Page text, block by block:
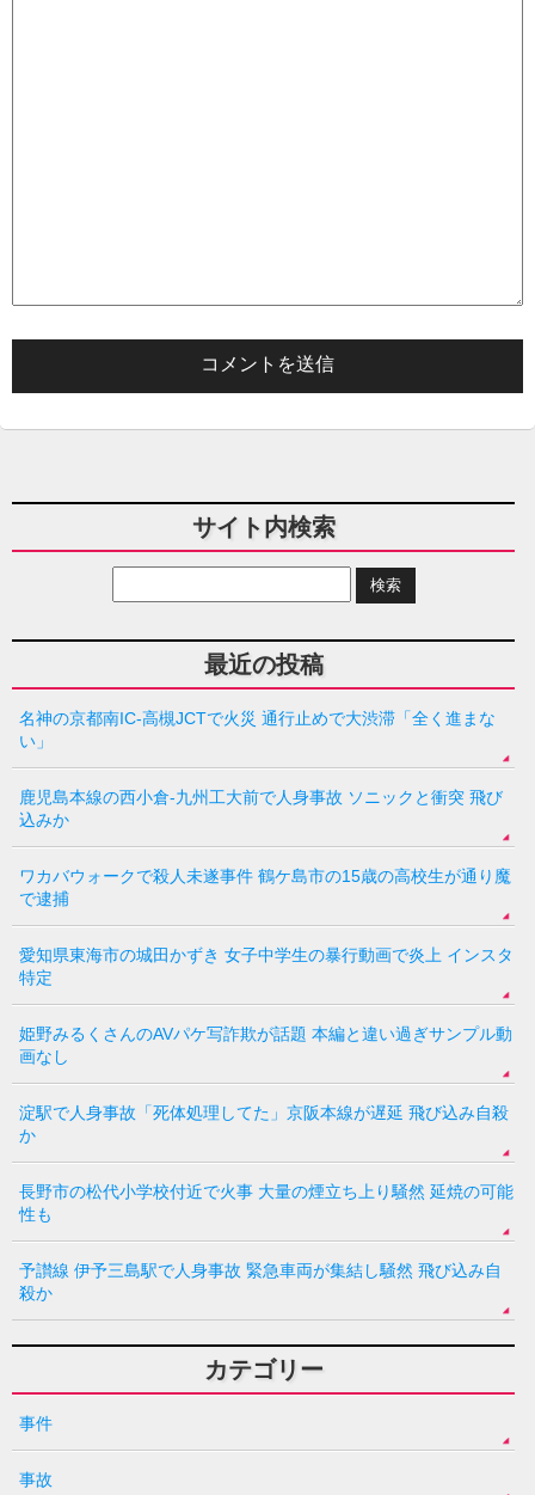
サイト内検索
最近の投稿
名神の京都南IC-高槻JCTで火災 通行止めで大渋滞「全く進まな
い」
鹿児島本線の西小倉-九州工大前で人身事故 ソニックと衝突 飛び
込みか
ワカバウォークで殺人未遂事件 鶴ケ島市の15歳の高校生が通り魔
で逮捕
愛知県東海市の城田かずき 女子中学生の暴行動画で炎上 インスタ
特定
姫野みるくさんのAVパケ写詐欺が話題 本編と違い過ぎサンプル動
画なし
淀駅で人身事故「死体処理してた」京阪本線が遅延 飛び込み自殺
か
長野市の松代小学校付近で火事 大量の煙立ち上り騒然 延焼の可能
性も
予讃線 伊予三島駅で人身事故 緊急車両が集結し騒然 飛び込み自
殺か
カテゴリー
事件
事故